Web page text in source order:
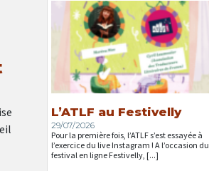
L’ATLF au Festivelly
29/07/2026
Pour la première fois, l’ATLF s’est essayée à
l’exercice du live Instagram ! A l’occasion du
festival en ligne Festivelly, [...]